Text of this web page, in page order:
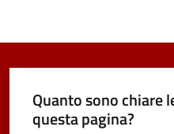
argomenti...
Seguici
Quanto sono chiare
questa pagina?